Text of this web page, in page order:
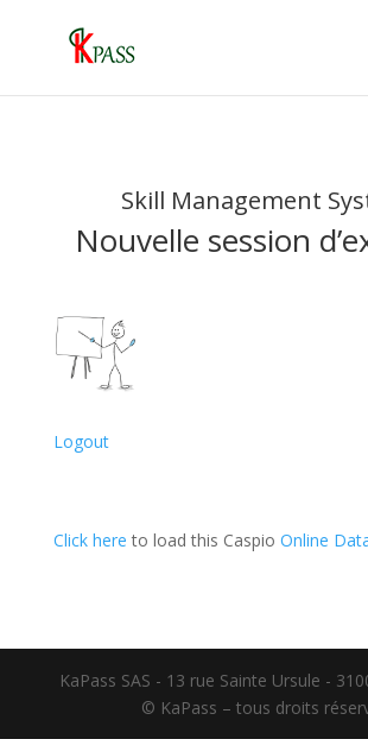
Skill Management
Nouvelle session
Logout
Click here to load this Caspio Online
KaPass SAS - 13 rue Sainte Ursule -
© KaPass – tous droits